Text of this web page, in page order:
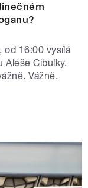
od 16:00 vysílá
Aleše Cibulky.
Vážně.